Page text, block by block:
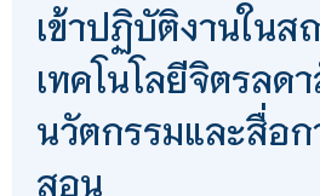
เข้าปฏิบัติงานในส
เทคโนโลยีจิตรลด
นวัตกรรมและสื่อก
สอน